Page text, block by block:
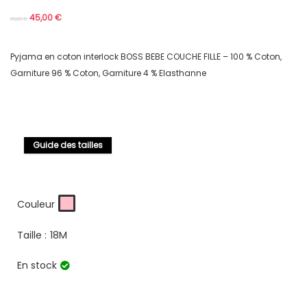
69,00€ 45,00€
Pyjama en coton interlock BOSS BEBE COUCHE FILLE – 100 % Coton,
Garniture 96 % Coton, Garniture 4 % Elasthanne
Guide des tailles
Couleur
Taille : 18M
En stock